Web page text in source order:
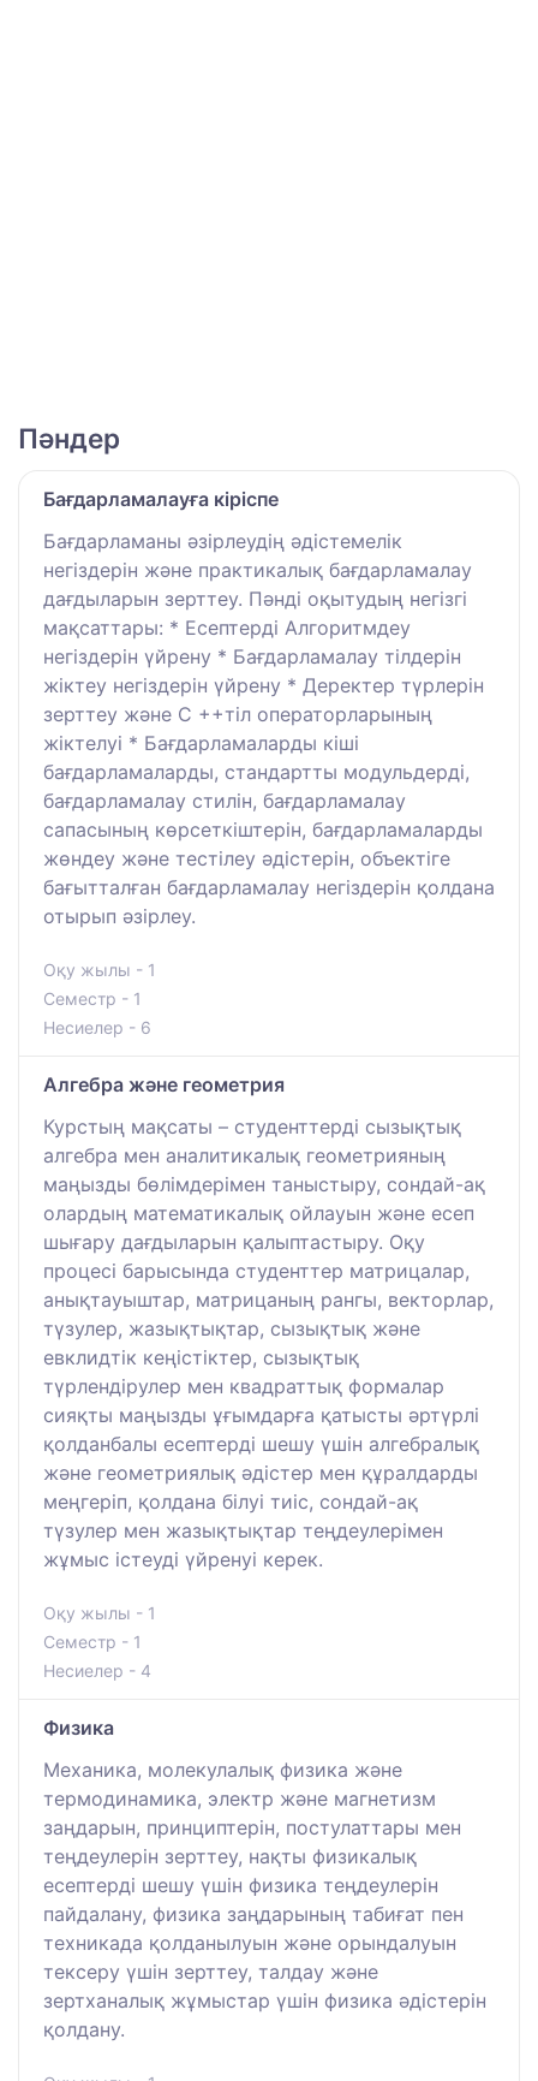
Пәндер
Бағдарламалауға кіріспе
Бағдарламаны әзірлеудің әдістемелік
негіздерін және практикалық бағдарламалау
дағдыларын зерттеу. Пәнді оқытудың негізгі
мақсаттары: * Есептерді Алгоритмдеу
негіздерін үйрену * Бағдарламалау тілдерін
жіктеу негіздерін үйрену * Деректер түрлерін
зерттеу және C ++тіл операторларының
жіктелуі * Бағдарламаларды кіші
бағдарламаларды, стандартты модульдерді,
бағдарламалау стилін, бағдарламалау
сапасының көрсеткіштерін, бағдарламаларды
жөндеу және тестілеу әдістерін, объектіге
бағытталған бағдарламалау негіздерін қолдана
отырып әзірлеу.
Оқу жылы - 1
Семестр - 1
Несиелер - 6
Алгебра және геометрия
Курстың мақсаты – студенттерді сызықтық
алгебра мен аналитикалық геометрияның
маңызды бөлімдерімен таныстыру, сондай-ақ
олардың математикалық ойлауын және есеп
шығару дағдыларын қалыптастыру. Оқу
процесі барысында студенттер матрицалар,
анықтауыштар, матрицаның рангы, векторлар,
түзулер, жазықтықтар, сызықтық және
евклидтік кеңістіктер, сызықтық
түрлендірулер мен квадраттық формалар
сияқты маңызды ұғымдарға қатысты әртүрлі
қолданбалы есептерді шешу үшін алгебралық
және геометриялық әдістер мен құралдарды
меңгеріп, қолдана білуі тиіс, сондай-ақ
түзулер мен жазықтықтар теңдеулерімен
жұмыс істеуді үйренуі керек.
Оқу жылы - 1
Семестр - 1
Несиелер - 4
Физика
Механика, молекулалық физика және
термодинамика, электр және магнетизм
заңдарын, принциптерін, постулаттары мен
теңдеулерін зерттеу, нақты физикалық
есептерді шешу үшін физика теңдеулерін
пайдалану, физика заңдарының табиғат пен
техникада қолданылуын және орындалуын
тексеру үшін зерттеу, талдау және
зертханалық жұмыстар үшін физика әдістерін
қолдану.